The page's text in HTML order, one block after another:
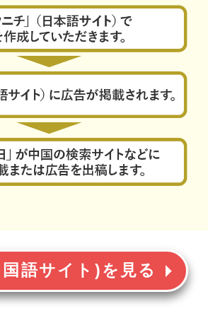
語サイト)を見る